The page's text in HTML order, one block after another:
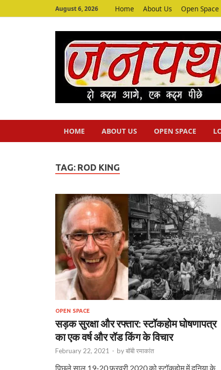
August 6, 2026 Home About Us Open Space
HOME ABOUT US OPEN SPACE
TAG: ROD KING
OPEN SPACE
सड़क सुरक्षा और रफ्तार: स्टॉकहोम घोषणापत्र
का एक वर्ष और रॉड किंग के विचार
February 22, 2021 - byबॉबी रमाकांत
पिछले साल 19-20 फरवरी 2020 को स्टॉकहोम में दुनिया के